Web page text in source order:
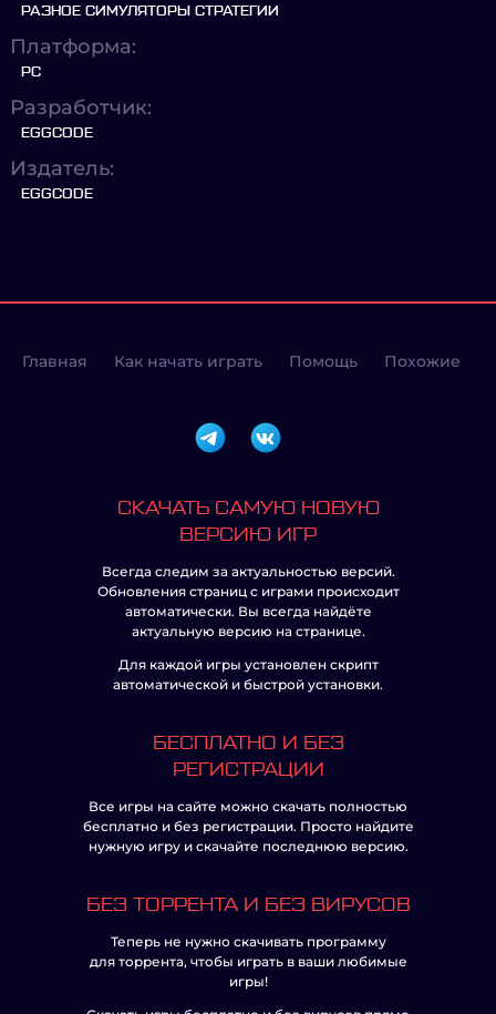
РАЗНОЕ СИМУЛЯТОРЫ СТРАТЕГИИ
Платформа:
PC
Разработчик:
EGGCODE
Издатель:
EGGCODE
Главная Как начать играть Помощь Похожие
СКАЧАТЬ САМУЮ НОВУЮ
ВЕРСИЮ ИГР
Всегда следим за актуальностью версий.
Обновления страниц с играми происходит
автоматически. Вы всегда найдёте
актуальную версию на странице.
Для каждой игры установлен скрипт
автоматической и быстрой установки.
БЕСПЛАТНО И БЕЗ
РЕГИСТРАЦИИ
Все игры на сайте можно скачать полностью
бесплатно и без регистрации. Просто найдите
нужную игру и скачайте последнюю версию.
БЕЗ ТОРРЕНТА И БЕЗ ВИРУСОВ
Теперь не нужно скачивать программу
для торрента, чтобы играть в ваши любимые
игры!